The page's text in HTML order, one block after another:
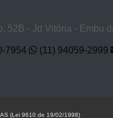
52B - Jd Vitória - Embu
7954
(11) 94059-2999
(Lei 9610 de 19/02/1998)